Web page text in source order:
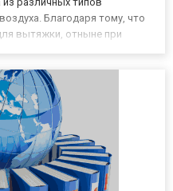
Благодаря тому, что
вытяжки, отныне при